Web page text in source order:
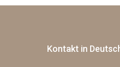
Kontakt in